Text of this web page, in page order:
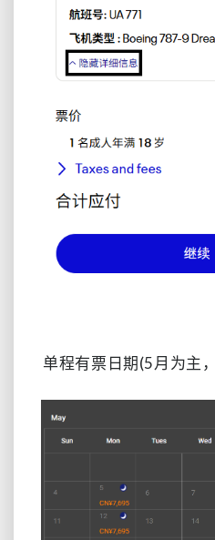
单程有票日期(5月为主